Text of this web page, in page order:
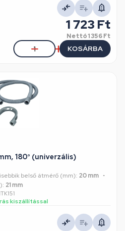
1 723 Ft
Nettó1 356 Ft
KOSÁRBA
180° (univerzális)
belső átmérő (mm): 20 mm
21 mm
kiszállítással